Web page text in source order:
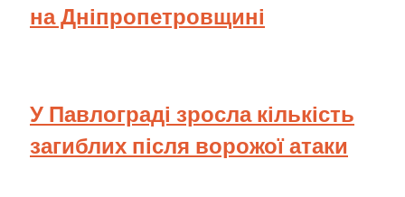
на Дніпропетровщині
У Павлограді зросла кількість
загиблих після ворожої атаки